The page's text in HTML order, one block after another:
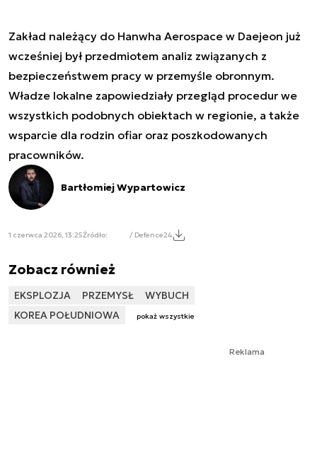
Zakład należący do Hanwha Aerospace w Daejeon już
wcześniej był przedmiotem analiz związanych z
bezpieczeństwem pracy w przemyśle obronnym.
Władze lokalne zapowiedziały przegląd procedur we
wszystkich podobnych obiektach w regionie, a także
wsparcie dla rodzin ofiar oraz poszkodowanych
pracowników.
Bartłomiej Wypartowicz
1 czerwca 2026, 13:25Źródło: / Defence24
Zobacz również
EKSPLOZJA PRZEMYSŁ
WYBUCH
KOREA POŁUDNIOWA
pokaż wszystkie
Reklama